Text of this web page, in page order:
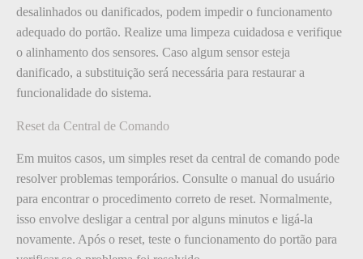
desalinhados ou danificados, podem impedir o funcionamento
adequado do portão. Realize uma limpeza cuidadosa e verifique
o alinhamento dos sensores. Caso algum sensor esteja
danificado, a substituição será necessária para restaurar a
funcionalidade do sistema.
Reset da Central de Comando
Em muitos casos, um simples reset da central de comando pode
resolver problemas temporários. Consulte o manual do usuário
para encontrar o procedimento correto de reset. Normalmente,
isso envolve desligar a central por alguns minutos e ligá-la
novamente. Após o reset, teste o funcionamento do portão para